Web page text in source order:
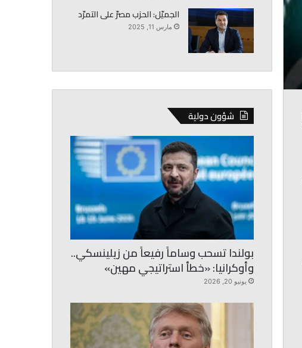
الجميّل: الحزب مصرّ على التمرّد
مارس 11, 2025
شؤون دولية
بولندا تسحب وساماً رفيعاً من زيلينسكي..
وأوكرانيا: «خطأ استراتيجي مهين»
يونيو 20, 2026